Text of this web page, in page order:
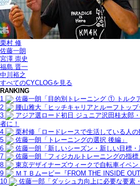
栗村 修
佐藤一朗
宮澤 崇史
福島 晋一
中川裕之
すべてのCYCLOGを見る
RANKING
1
佐藤一朗「目的別トレーニング ① トルク
2
腰山雅大「ヒッチキャリアとルーフトップ
3
アジア選ロード初日 ジュニア沢田桂太郎
者に！
4
栗村修「ロードレースで生活している人の
5
佐藤一朗「トレーニングの選択 後編」
6
佐藤一朗「新しいシーズン・新しい目標・
7
佐藤一朗「フィジカルトレーニングの指標
8
東京デザイナーズウィークで自転車イベ
9
ＭＴＢムービー『FROM THE INSIDE
10
佐藤一郎「ダッシュ力向上に必要な要素